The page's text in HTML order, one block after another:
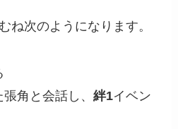
ね次のようになります。
張角と会話し、絆1イベン